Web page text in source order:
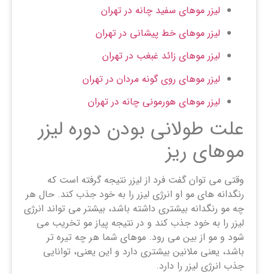
لیزر موهای سفید چانه در تهران
لیزر موهای خط پیشانی در تهران
لیزر موهای زائد غبغب در تهران
لیزر موهای روی گونه مردان در تهران
لیزر موهای هورمونی چانه در تهران
علت طولانی بودن دوره لیزر
موهای ریز
وقتی می توان گفت فرد از لیزر نتیجه گرفته است که
رنگدانه های مو او انرژی لیزر را به خود جذب کند. حال هر
چه مو رنگدانه بیشتری داشته باشد، بیشتر می تواند انرژی
لیزر را به خود جذب کند و در نتیجه پیاز مو تخریب می
شود و مو از بین می رود. موهای شما هر چه تیره تر
باشد، یعنی ملانین بیشتری دارد و این یعنی، توانایی
جذب انرژی لیزر را دارد.